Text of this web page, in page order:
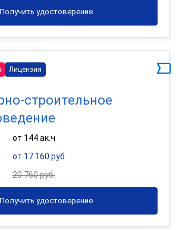
Получить удостоверение
Лицензия
строительное
от 144 ак.ч
от 17 160 руб.
20 760 руб.
Получить удостоверение